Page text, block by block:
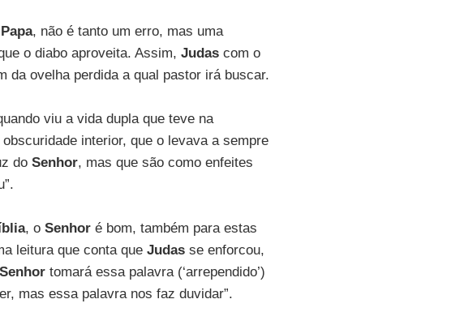
Papa, não é tanto um erro, mas uma
o diabo aproveita. Assim, Judascom o
da ovelha perdida a qual pastor irá buscar.
viu a vida dupla que teve na
interior, que o levava a sempre
do Senhor, mas que são como enfeites
, o Senhoré bom, também para estas
leitura que conta que Judasse enforcou,
Senhortomará essa palavra (‘arrependido’)
mas essa palavra nos faz duvidar”.